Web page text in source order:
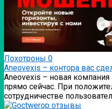
Лохотроны 0
Аneovexis – контора вас
Аneovexis – новая компания
прямо сейчас. При
сотрудничестве